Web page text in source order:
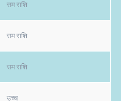
सम राशि
सम राशि
सम राशि
उच्च